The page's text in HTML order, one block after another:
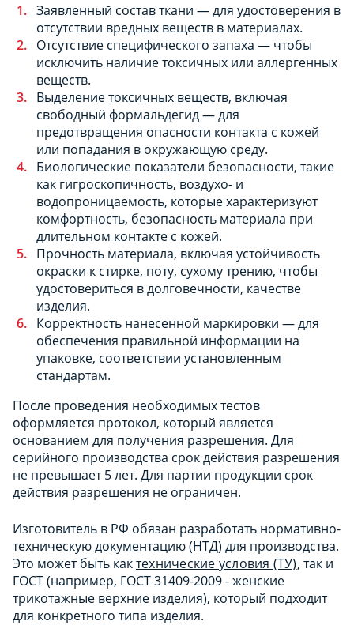
Заявленный состав ткани — для удостоверения в
отсутствии вредных веществ в материалах.
Отсутствие специфического запаха — чтобы
исключить наличие токсичных или аллергенных
веществ.
Выделение токсичных веществ, включая
свободный формальдегид — для
предотвращения опасности контакта с кожей
или попадания в окружающую среду.
Биологические показатели безопасности, такие
как гигроскопичность, воздухо- и
водопроницаемость, которые характеризуют
комфортность, безопасность материала при
длительном контакте с кожей.
Прочность материала, включая устойчивость
окраски к стирке, поту, сухому трению, чтобы
удостовериться в долговечности, качестве
изделия.
Корректность нанесенной маркировки — для
обеспечения правильной информации на
упаковке, соответствии установленным
стандартам.
После проведения необходимых тестов
оформляется протокол, который является
основанием для получения разрешения. Для
серийного производства срок действия разрешения
не превышает 5 лет. Для партии продукции срок
действия разрешения не ограничен.
Изготовитель в РФ обязан разработать нормативно-
техническую документацию (НТД) для производства.
Это может быть кактехнические условия (ТУ), так и
ГОСТ (например, ГОСТ 31409-2009 - женские
трикотажные верхние изделия), который подходит
для конкретного типа изделия.